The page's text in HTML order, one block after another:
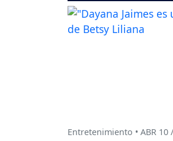
Entretenimiento • ABR 10